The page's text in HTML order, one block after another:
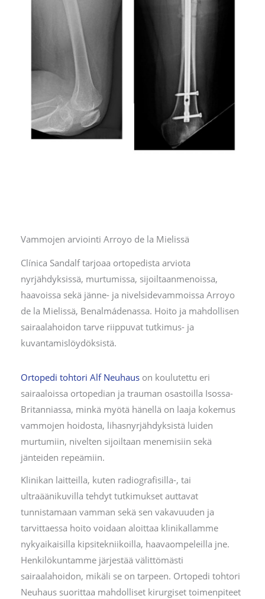
Vammojen arviointi Arroyo de la Mielissä
Clínica Sandalf tarjoaa ortopedista arviota
nyrjähdyksissä, murtumissa, sijoiltaanmenoissa,
haavoissa sekä jänne- ja nivelsidevammoissa Arroyo
de la Mielissä, Benalmádenassa. Hoito ja mahdollisen
sairaalahoidon tarve riippuvat tutkimus- ja
kuvantamislöydöksistä.
Ortopedi tohtori Alf Neuhaus on koulutettu eri
sairaaloissa ortopedian ja trauman osastoilla Isossa-
Britanniassa, minkä myötä hänellä on laaja kokemus
vammojen hoidosta, lihasnyrjähdyksistä luiden
murtumiin, nivelten sijoiltaan menemisiin sekä
jänteiden repeämiin.
Klinikan laitteilla, kuten radiografisilla-, tai
ultraäänikuvilla tehdyt tutkimukset auttavat
tunnistamaan vamman sekä sen vakavuuden ja
tarvittaessa hoito voidaan aloittaa klinikallamme
nykyaikaisilla kipsitekniikoilla, haavaompeleilla jne.
Henkilökuntamme järjestää välittömästi
sairaalahoidon, mikäli se on tarpeen. Ortopedi tohtori
Neuhaus suorittaa mahdolliset kirurgiset toimenpiteet